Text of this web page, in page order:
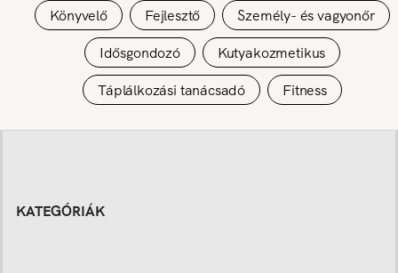
Könyvelő
Fejlesztő
Személy- és vagyonőr
Idősgondozó
Kutyakozmetikus
Táplálkozási tanácsadó
Fitness
KATEGÓRIÁK